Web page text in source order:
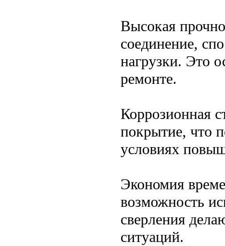
Высокая
соединение,
нагрузки. Это
ремонте.
Коррозионная
покрытие, что
условиях
Экономия
возможность
сверления
ситуаций.